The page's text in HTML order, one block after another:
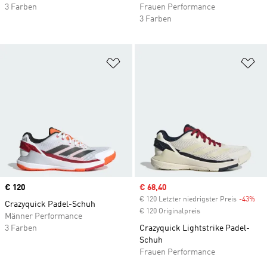
3 Farben
Frauen Performance
3 Farben
Price
€ 120
Crazyquick Padel-Schuh
Männer Performance
3 Farben
Sale price
€ 68,40
€ 120 Letzter niedrigster Preis -43%
€ 120 Originalpreis
Crazyquick Lightstrike Padel-
Schuh
Frauen Performance